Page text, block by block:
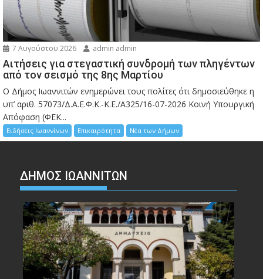
7 Αυγούστου 2026 admin admin
Αιτήσεις για στεγαστική συνδρομή των πληγέντων
από τον σεισμό της 8ης Μαρτίου
Ο Δήμος Ιωαννιτών ενημερώνει τους πολίτες ότι δημοσιεύθηκε η
υπ’ αριθ. 57073/Δ.Α.Ε.Φ.Κ.-Κ.Ε./Α325/16-07-2026 Κοινή Υπουργική
Απόφαση (ΦΕΚ...
Ειδήσεις Ιωαννίνων Επικαιρότητα Νέα των Δήμων
ΔΗΜΟΣ ΙΩΑΝΝΙΤΩΝ